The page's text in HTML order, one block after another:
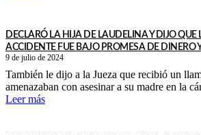
DECLARÓ LA HIJA DE LAUDELINA Y DIJO QUE
ACCIDENTE FUE BAJO PROMESA DE DINERO
9 de julio de 2024
También le dijo a la Jueza que recibió un
amenazaban con asesinar a su madre en la
Leer más